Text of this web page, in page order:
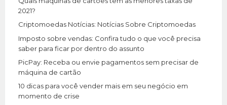
:
2021?
Criptomoedas Notícias: Notícias Sobre Criptomoedas
Imposto sobre vendas: Confira tudo o que você precisa
saber para ficar por dentro do assunto
PicPay: Receba ou envie pagamentos sem precisar de
máquina de cartão
10 dicas para você vender mais em seu negócio em
momento de crise